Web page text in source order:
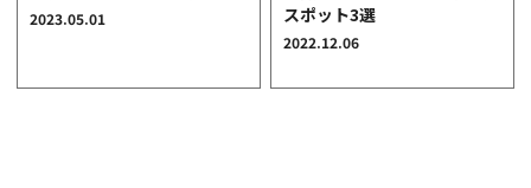
会社概要 |
お問い合わせ|プライバシーポリシー
2023.05.01
スポット3選
2022.12.06